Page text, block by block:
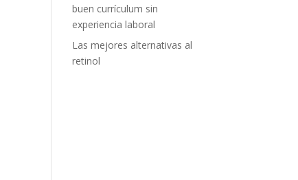
buen currículum sin
experiencia laboral
Las mejores alternativas al
retinol